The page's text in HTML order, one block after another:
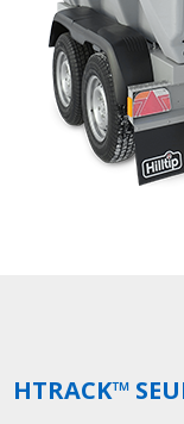
HTRACK™